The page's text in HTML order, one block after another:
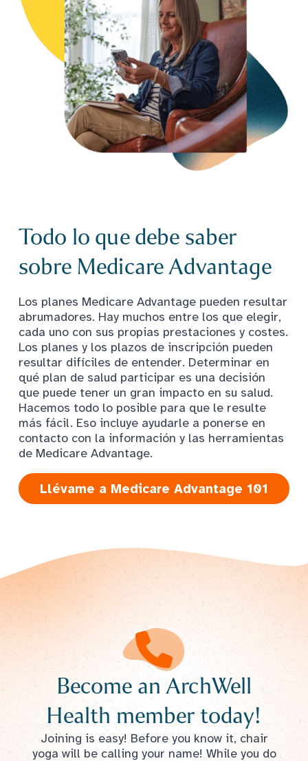
Todo lo que debe saber
sobre Medicare Advantage
Los planes Medicare Advantage pueden resultar
abrumadores. Hay muchos entre los que elegir,
cada uno con sus propias prestaciones y costes.
Los planes y los plazos de inscripción pueden
resultar difíciles de entender. Determinar en
qué plan de salud participar es una decisión
que puede tener un gran impacto en su salud.
Hacemos todo lo posible para que le resulte
más fácil. Eso incluye ayudarle a ponerse en
contacto con la información y las herramientas
de Medicare Advantage.
Llévame a Medicare Advantage 101
Become an ArchWell
Health member today!
Joining is easy! Before you know it, chair
yoga will be calling your name! While you do